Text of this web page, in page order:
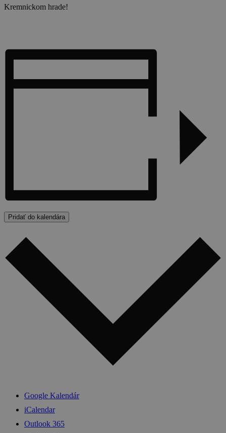
Kremnickom hrade!
Pridať do kalendára
Google Kalendár
iCalendar
Outlook 365